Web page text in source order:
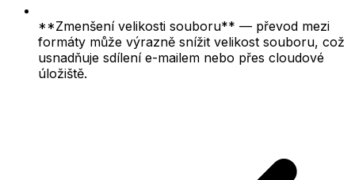
**Zmenšení velikosti souboru** — převod mezi
formáty může výrazně snížit velikost souboru, což
usnadňuje sdílení e-mailem nebo přes cloudové
úložiště.